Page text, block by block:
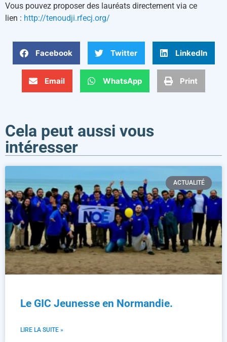
Vous pouvez proposer des lauréats directement via ce
lien : http://tenoudji.rfecj.org/
Facebook Twitter LinkedIn
Email WhatsApp Print
Cela peut aussi vous
intéresser
ACTUALITÉ
Le GIC Jeunesse en Normandie.
LIRE LA SUITE »